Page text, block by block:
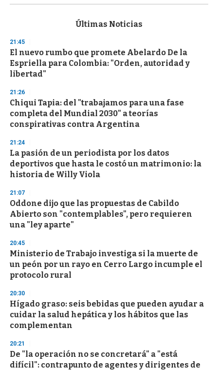
s
d
s
o
f
3
s
e
c
o
n
Últimas Noticias
21:45
El nuevo rumbo que promete Abelardo De la
Espriella para Colombia: "Orden, autoridad y
libertad"
21:26
Chiqui Tapia: del "trabajamos para una fase
completa del Mundial 2030" a teorías
conspirativas contra Argentina
21:24
La pasión de un periodista por los datos
deportivos que hasta le costó un matrimonio: la
historia de Willy Viola
21:07
Oddone dijo que las propuestas de Cabildo
Abierto son "contemplables", pero requieren
una "ley aparte"
20:45
Ministerio de Trabajo investiga si la muerte de
un peón por un rayo en Cerro Largo incumple el
protocolo rural
20:30
Hígado graso: seis bebidas que pueden ayudar a
cuidar la salud hepática y los hábitos que las
complementan
20:21
De "la operación no se concretará" a "está
difícil": contrapunto de agentes y dirigentes de